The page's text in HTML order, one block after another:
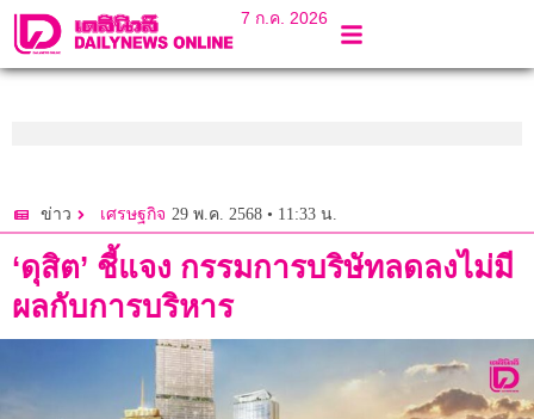
7 ก.ค. 2026
ข่าว เศรษฐกิจ 29 พ.ค. 2568 • 11:33 น.
‘ดุสิต’ ชี้แจง กรรมการบริษัทลดลงไม่มี
ผลกับการบริหาร